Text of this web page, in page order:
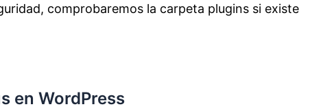
comprobaremos la carpeta plugins si existe
en WordPress